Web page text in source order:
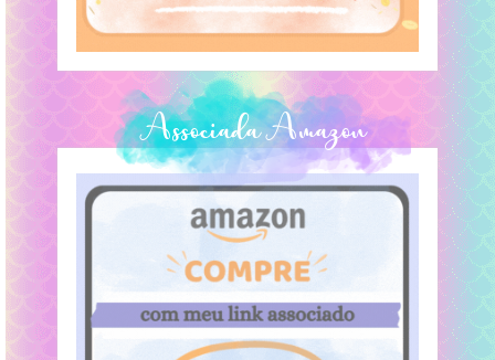
Associada Amazon